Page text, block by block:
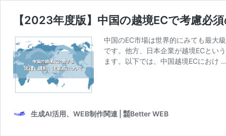
【2023年度版】中国の越境ECで考慮必
中国のEC市場は世界的にみても最大
です。他方、日本企業が越境ECとい
ます。以下では、中国越境ECにおけ
生成AI活用、WEB制作関連 | ㍿Better WEB